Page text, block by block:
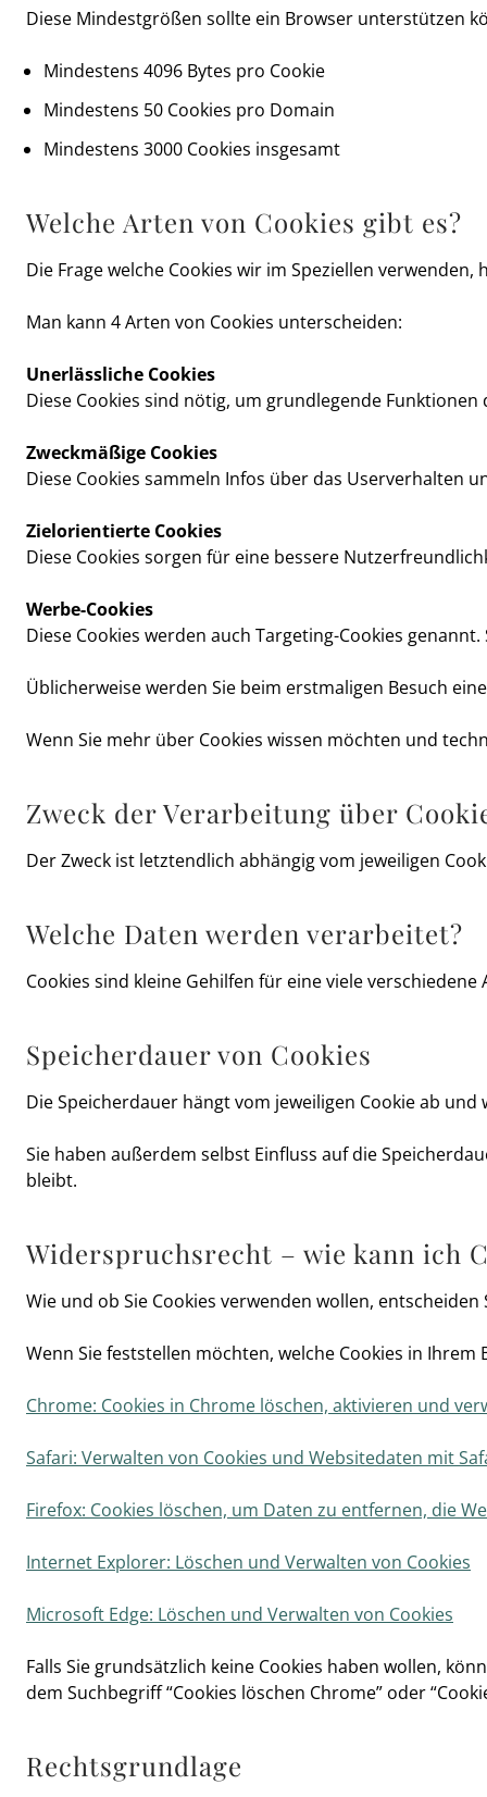
Diese Mindestgrößen sollte ein Browser unterstützen
Mindestens 4096 Bytes pro Cookie
Mindestens 50 Cookies pro Domain
Mindestens 3000 Cookies insgesamt
Welche Arten von Cookies gibt es?
Die Frage welche Cookies wir im Speziellen
Man kann 4 Arten von Cookies unterscheiden:
Unerlässliche Cookies
Diese Cookies sind nötig, um grundlegende
Zweckmäßige Cookies
Diese Cookies sammeln Infos über das Userverhalten
Zielorientierte Cookies
Diese Cookies sorgen für eine bessere
Werbe-Cookies
Diese Cookies werden auch Targeting-Cookies
Üblicherweise werden Sie beim erstmaligen Besuch
Wenn Sie mehr über Cookies wissen möchten und
Zweck der Verarbeitung über
Der Zweck ist letztendlich abhängig vom jeweiligen
Welche Daten werden verarbeitet?
Cookies sind kleine Gehilfen für eine viele
Speicherdauer von Cookies
Die Speicherdauer hängt vom jeweiligen Cookie ab
Sie haben außerdem selbst Einfluss auf die
bleibt.
Widerspruchsrecht – wie kann ich
Wie und ob Sie Cookies verwenden wollen,
Wenn Sie feststellen möchten, welche Cookies in
Chrome: Cookies in Chrome löschen, aktivieren und
Safari: Verwalten von Cookies und Websitedaten mit
Firefox: Cookies löschen, um Daten zu entfernen, die
Internet Explorer: Löschen und Verwalten von Cookies
Microsoft Edge: Löschen und Verwalten von Cookies
Falls Sie grundsätzlich keine Cookies haben wollen,
dem Suchbegriff “Cookies löschen Chrome” oder
Rechtsgrundlage